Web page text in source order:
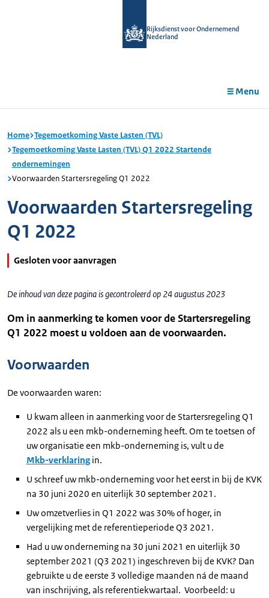
Rijksdienst voor Ondernemend
Nederland
Menu
Home Tegemoetkoming Vaste Lasten (TVL)
Tegemoetkoming Vaste Lasten (TVL) Q1 2022 Startende
ondernemingen
Voorwaarden Startersregeling Q1 2022
Voorwaarden Startersregeling
Q1 2022
Gesloten voor aanvragen
De inhoud van deze pagina is gecontroleerd op 24 augustus 2023
Om in aanmerking te komen voor de Startersregeling
Q1 2022 moest u voldoen aan de voorwaarden.
Voorwaarden
De voorwaarden waren:
U kwam alleen in aanmerking voor de Startersregeling Q1
2022 als u een mkb-onderneming heeft. Om te toetsen of
uw organisatie een mkb-onderneming is, vult u de
Mkb-verklaring in.
U schreef uw mkb-onderneming voor het eerst in bij de KVK
na 30 juni 2020 en uiterlijk 30 september 2021.
Uw omzetverlies in Q1 2022 was 30% of hoger, in
vergelijking met de referentieperiode Q3 2021.
Had u uw onderneming na 30 juni 2021 en uiterlijk 30
september 2021 (Q3 2021) ingeschreven bij de KVK? Dan
gebruikte u de eerste 3 volledige maanden ná de maand
van inschrijving, als referentiekwartaal. Voorbeeld: u